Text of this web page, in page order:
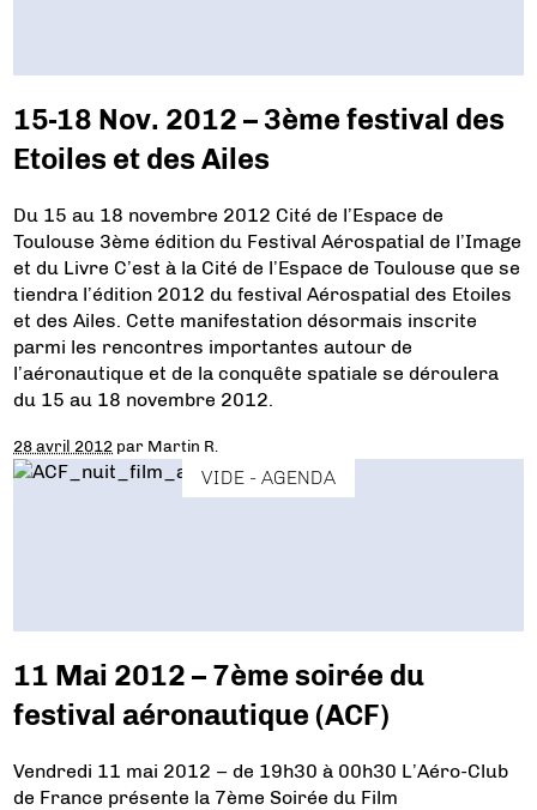
15-18 Nov. 2012 – 3ème festival des
Etoiles et des Ailes
Du 15 au 18 novembre 2012 Cité de l’Espace de
Toulouse 3ème édition du Festival Aérospatial de l’Image
et du Livre C’est à la Cité de l’Espace de Toulouse que se
tiendra l’édition 2012 du festival Aérospatial des Etoiles
et des Ailes. Cette manifestation désormais inscrite
parmi les rencontres importantes autour de
l’aéronautique et de la conquête spatiale se déroulera
du 15 au 18 novembre 2012.
28 avril 2012 par Martin R.
VIDE - AGENDA
11 Mai 2012 – 7ème soirée du
festival aéronautique (ACF)
Vendredi 11 mai 2012 – de 19h30 à 00h30 L’Aéro-Club
de France présente la 7ème Soirée du Film